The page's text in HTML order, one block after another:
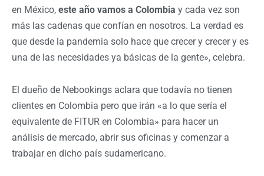
en México, este año vamos a Colombia y cada vez son
más las cadenas que confían en nosotros. La verdad es
que desde la pandemia solo hace que crecer y crecer y es
una de las necesidades ya básicas de la gente», celebra.
El dueño de Nebookings aclara que todavía no tienen
clientes en Colombia pero que irán «a lo que sería el
equivalente de FITUR en Colombia» para hacer un
análisis de mercado, abrir sus oficinas y comenzar a
trabajar en dicho país sudamericano.